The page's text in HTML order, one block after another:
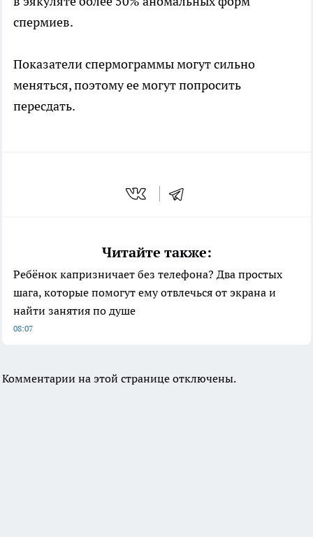
спермиев.
Показатели спермограммы могут сильно
меняться, поэтому ее могут попросить
пересдать.
Читайте также:
Ребёнок капризничает без телефона? Два простых
шага, которые помогут ему отвлечься от экрана и
найти занятия по душе
08:07
Комментарии на этой странице отключены.